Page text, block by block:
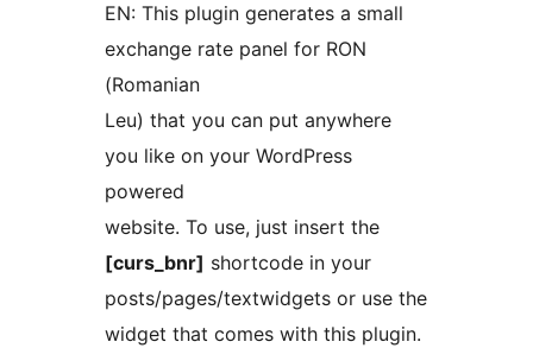
EN: This plugin generates a small
exchange rate panel for RON
(Romanian
Leu) that you can put anywhere
you like on your WordPress
powered
website. To use, just insert the
[curs_bnr] shortcode in your
posts/pages/textwidgets or use the
widget that comes with this plugin.